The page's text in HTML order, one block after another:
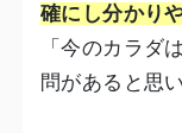
確にし分かり
「今のカラダ
問があると思